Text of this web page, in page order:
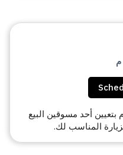
أحد مسوقين البيع
المناسب لك.